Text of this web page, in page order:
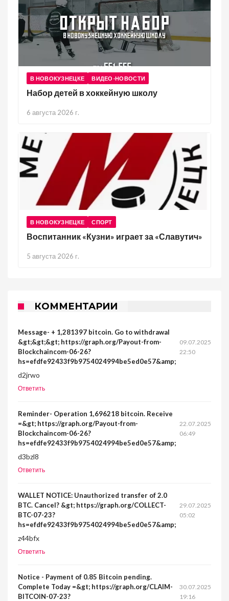
В НОВОКУЗНЕЦКЕ ВИДЕО-НОВОСТИ
Набор детей в хоккейную школу
6 августа 2026 г.
В НОВОКУЗНЕЦКЕ СПОРТ
Воспитанник «Кузни» играет за «Славутич»
5 августа 2026 г.
КОММЕНТАРИИ
Message- + 1,281397 bitcoin. Go to withdrawal
&gt;&gt;&gt; https://graph.org/Payout-from-
Blockchaincom-06-26?
hs=efdfe92433f9b9754024994be5ed0e57&amp;
09.07.2025
22:50
d2jrwo
Ответить
Reminder- Operation 1,696218 bitcoin. Receive
=&gt; https://graph.org/Payout-from-
Blockchaincom-06-26?
hs=efdfe92433f9b9754024994be5ed0e57&amp;
22.07.2025
06:49
d3bzl8
Ответить
WALLET NOTICE: Unauthorized transfer of 2.0
BTC. Cancel? &gt; https://graph.org/COLLECT-
BTC-07-23?
hs=efdfe92433f9b9754024994be5ed0e57&amp;
29.07.2025
05:02
z44bfx
Ответить
Notice - Payment of 0.85 Bitcoin pending.
Complete Today =&gt; https://graph.org/CLAIM-
BITCOIN-07-23?
30.07.2025
19:16